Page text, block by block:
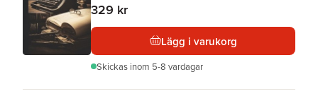
329 kr
Lägg i varukorg
Skickas inom 5-8 vardagar